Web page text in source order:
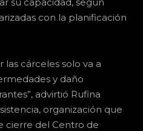
con la planificación
las cárceles solo va a
y daño
advirtió Rufina
organización que
cierre del Centro de